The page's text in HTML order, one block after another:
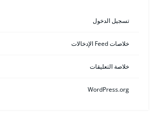
تسجيل الدخول
خلاصات Feed الإدخالات
خلاصة التعليقات
WordPress.org